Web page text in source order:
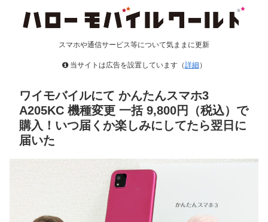
スマホや通信サービス等について気ままに更新
当サイトは広告を設置しています（詳細 ）
ワイモバイルにて かんたんスマホ3
A205KC 機種変更 一括 9,800円（税込）で
購入！いつ届くか楽しみにしてたら翌日に
届いた